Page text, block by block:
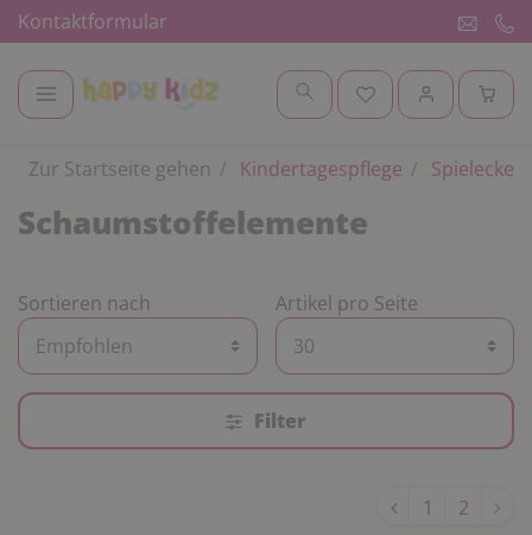
Kontaktformular
Zur Startseite gehen Kindertagespflege Spielecke
Schaumstoffelemente
Sortieren nach Artikel pro Seite
Filter
1 2